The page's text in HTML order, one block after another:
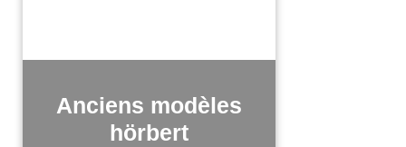
Anciens modèles
hörbert